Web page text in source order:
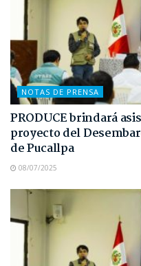
NOTAS DE PRENSA
PRODUCE brindará
proyecto del
de Pucallpa
08/07/2025